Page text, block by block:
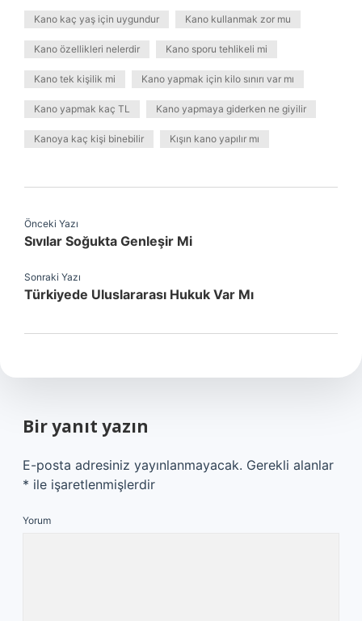
Kano kaç yaş için uygundur Kano kullanmak zor mu
Kano özellikleri nelerdir Kano sporu tehlikeli mi
Kano tek kişilik mi Kano yapmak için kilo sınırı var mı
Kano yapmak kaç TL Kano yapmaya giderken ne giyilir
Kanoya kaç kişi binebilir Kışın kano yapılır mı
Önceki Yazı
Sıvılar Soğukta Genleşir Mi
Sonraki Yazı
Türkiyede Uluslararası Hukuk Var Mı
Bir yanıt yazın
E-posta adresiniz yayınlanmayacak. Gerekli alanlar
* ile işaretlenmişlerdir
Yorum